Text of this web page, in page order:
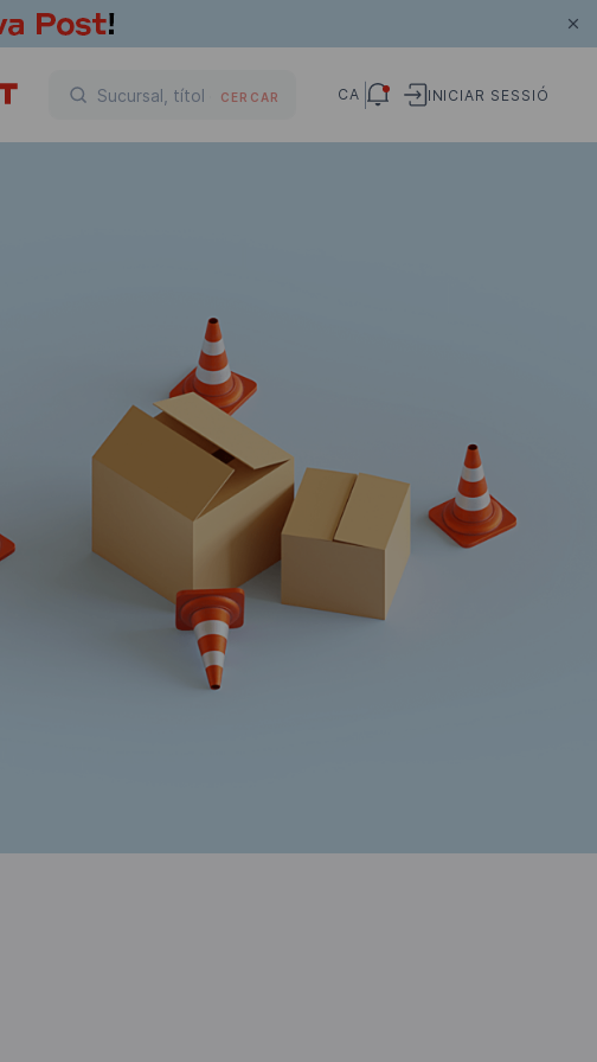
CERCAR CA INICIAR SESSIÓ